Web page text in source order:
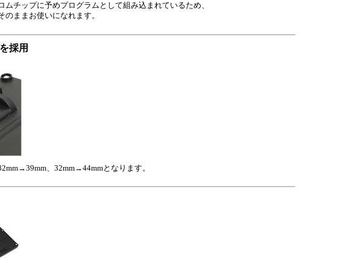
チップに予めプログラムとして組み込まれているため、
ままお使いになれます。
採用
、32mm→44mmとなります。